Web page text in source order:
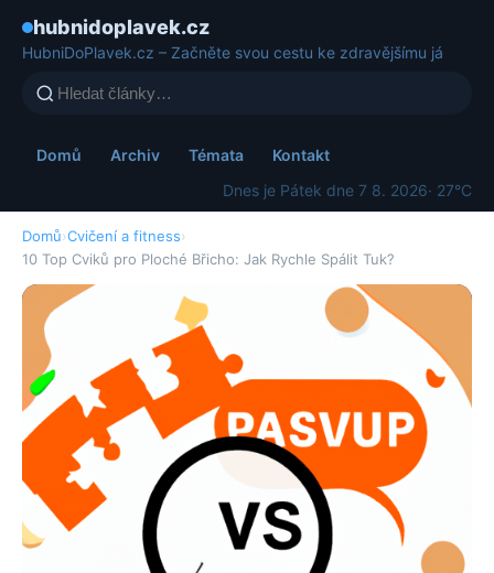
hubnidoplavek.cz
HubniDoPlavek.cz – Začněte svou cestu ke zdravějšímu já
Domů Archiv Témata
Kontakt
Dnes je Pátek dne 7 8. 2026· 27°C
Domů›Cvičení a fitness›
10 Top Cviků pro Ploché Břicho: Jak Rychle Spálit Tuk?